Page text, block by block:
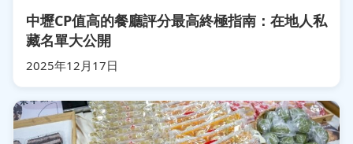
中壢CP值高的餐廳評分最高終極指南：在地人私
藏名單大公開
2025年12月17日